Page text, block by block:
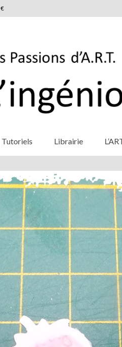
€
Tutoriels Librairie